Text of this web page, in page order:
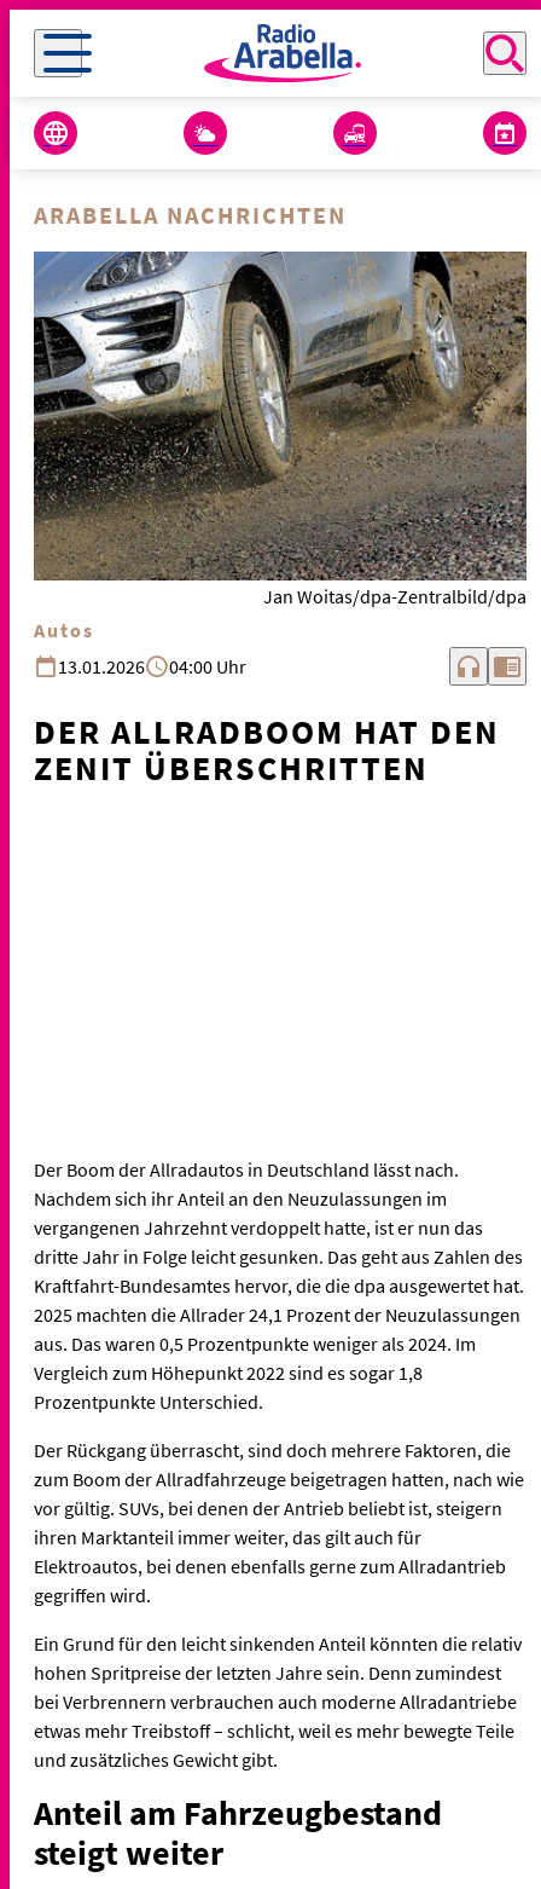
ARABELLA NACHRICHTEN
Jan Woitas/dpa-Zentralbild/dpa
Autos
13.01.2026
04:00 Uhr headphones chrome_reader_mode
DER ALLRADBOOM HAT DEN
ZENIT ÜBERSCHRITTEN
Der Boom der Allradautos in Deutschland lässt nach.
Nachdem sich ihr Anteil an den Neuzulassungen im
vergangenen Jahrzehnt verdoppelt hatte, ist er nun das
dritte Jahr in Folge leicht gesunken. Das geht aus Zahlen des
Kraftfahrt-Bundesamtes hervor, die die dpa ausgewertet hat.
2025 machten die Allrader 24,1 Prozent der Neuzulassungen
aus. Das waren 0,5 Prozentpunkte weniger als 2024. Im
Vergleich zum Höhepunkt 2022 sind es sogar 1,8
Prozentpunkte Unterschied.
Der Rückgang überrascht, sind doch mehrere Faktoren, die
zum Boom der Allradfahrzeuge beigetragen hatten, nach wie
vor gültig. SUVs, bei denen der Antrieb beliebt ist, steigern
ihren Marktanteil immer weiter, das gilt auch für
Elektroautos, bei denen ebenfalls gerne zum Allradantrieb
gegriffen wird.
Ein Grund für den leicht sinkenden Anteil könnten die relativ
hohen Spritpreise der letzten Jahre sein. Denn zumindest
bei Verbrennern verbrauchen auch moderne Allradantriebe
etwas mehr Treibstoff – schlicht, weil es mehr bewegte Teile
und zusätzliches Gewicht gibt.
Anteil am Fahrzeugbestand
steigt weiter